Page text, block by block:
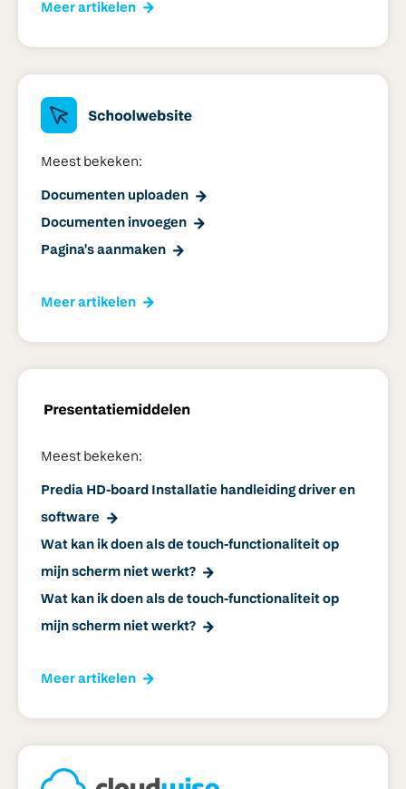
Meer artikelen
Meest bekeken:
Documenten uploaden
Documenten invoegen
Pagina's aanmaken
Meer artikelen
Meest bekeken:
Predia HD-board Installatie handleiding driver en
software
Wat kan ik doen als de touch-functionaliteit op
mijn scherm niet werkt?
Wat kan ik doen als de touch-functionaliteit op
mijn scherm niet werkt?
Meer artikelen